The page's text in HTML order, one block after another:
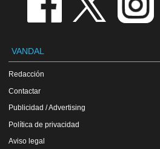
VANDAL
Redacción
Contactar
Publicidad / Advertising
Política de privacidad
Aviso legal